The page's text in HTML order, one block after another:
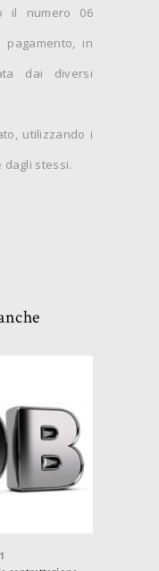
il numero 06
pagamento, in
dai diversi
utilizzando i
stessi.